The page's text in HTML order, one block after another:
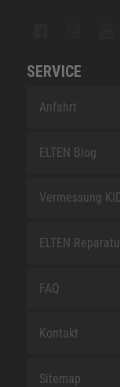
SERVICE
Anfahrt
ELTEN Blog
Vermessung
ELTEN
FAQ
Kontakt
Sitemap